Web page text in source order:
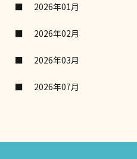
2026年01月
2026年02月
2026年03月
2026年07月